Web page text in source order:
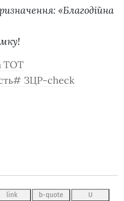
«Благодійна
ТОТ
ЗЦР-check